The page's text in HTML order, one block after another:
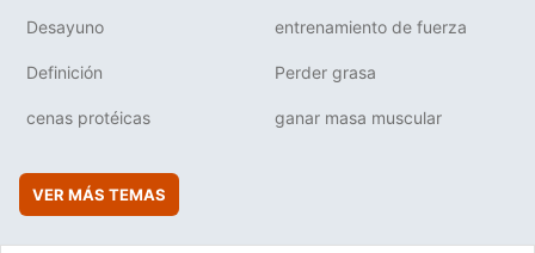
Desayuno entrenamiento de fuerza
Definición Perder grasa
cenas protéicas ganar masa muscular
VER MÁS TEMAS